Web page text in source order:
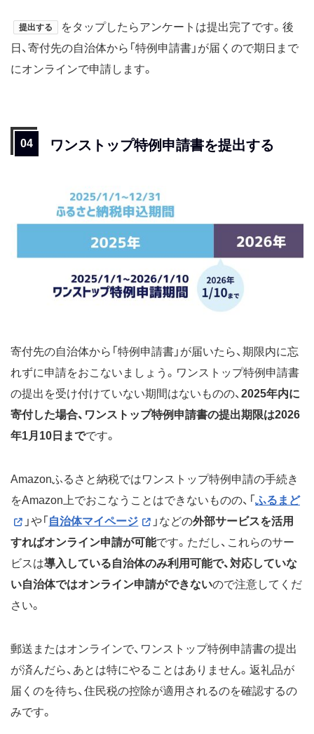
提出する
をタップしたらアンケートは提出完了です。後
日、寄付先の自治体から「特例申請書」が届くので期日まで
にオンラインで申請します。
ワンストップ特例申請書を提出する
寄付先の自治体から「特例申請書」が届いたら、期限内に忘
れずに申請をおこないましょう。ワンストップ特例申請書
の提出を受け付けていない期間はないものの、 2025年内に
寄付した場合、ワンストップ特例申請書の提出期限は2026
年1月10日までです。
Amazonふるさと納税ではワンストップ特例申請の手続き
をAmazon上でおこなうことはできないものの、「 ふるまど
」や「 自治体マイページ 」などの外部サービスを活用
すればオンライン申請が可能です。ただし、これらのサー
ビスは導入している自治体のみ利用可能で、対応していな
い自治体ではオンライン申請ができないので注意してくだ
さい。
郵送またはオンラインで、ワンストップ特例申請書の提出
が済んだら、あとは特にやることはありません。返礼品が
届くのを待ち、住民税の控除が適用されるのを確認するの
みです。